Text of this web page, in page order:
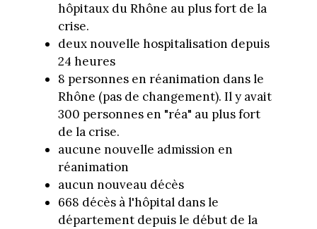
hôpitaux du Rhône au plus fort de la
crise.
deux nouvelle hospitalisation depuis
24 heures
8 personnes en réanimation dans le
Rhône (pas de changement). Il y avait
300 personnes en "réa" au plus fort
de la crise.
aucune nouvelle admission en
réanimation
aucun nouveau décès
668 décès à l'hôpital dans le
département depuis le début de la